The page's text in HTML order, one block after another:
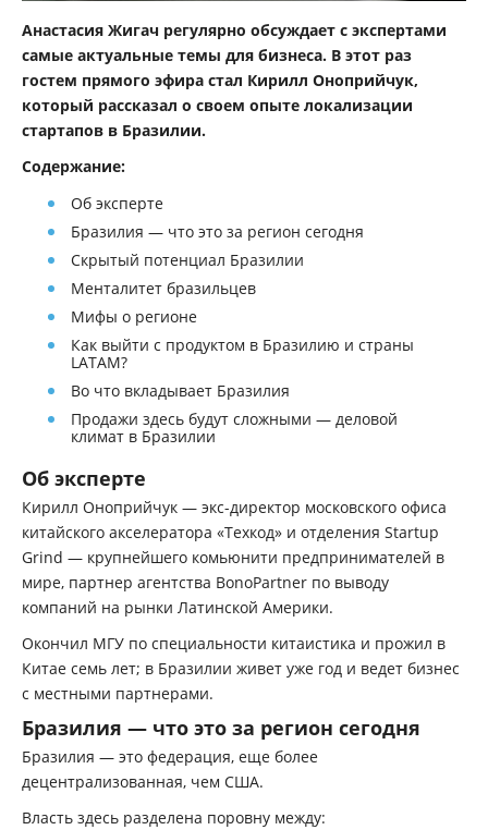
Анастасия Жигач регулярно обсуждает с экспертами
самые актуальные темы для бизнеса. В этот раз
гостем прямого эфира стал Кирилл Оноприйчук,
который рассказал о своем опыте локализации
стартапов в Бразилии.
Содержание:
Об эксперте
Бразилия — что это за регион сегодня
Скрытый потенциал Бразилии
Менталитет бразильцев
Мифы о регионе
Как выйти с продуктом в Бразилию и страны
LATAM?
Во что вкладывает Бразилия
Продажи здесь будут сложными — деловой
климат в Бразилии
Об эксперте
Кирилл Оноприйчук — экс-директор московского офиса
китайского акселератора «Техкод» и отделения Startup
Grind — крупнейшего комьюнити предпринимателей в
мире, партнер агентства BonoPartner по выводу
компаний на рынки Латинской Америки.
Окончил МГУ по специальности китаистика и прожил в
Китае семь лет; в Бразилии живет уже год и ведет бизнес
с местными партнерами.
Бразилия — что это за регион сегодня
Бразилия — это федерация, еще более
децентрализованная, чем США.
Власть здесь разделена поровну между: